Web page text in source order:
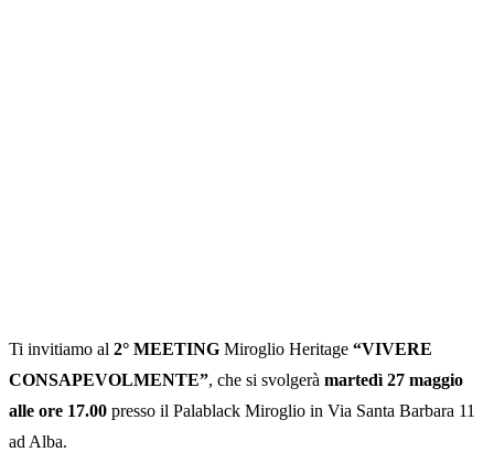
Ti invitiamo al 2° MEETING Miroglio Heritage “VIVERE
CONSAPEVOLMENTE”, che si svolgerà martedì 27 maggio
alle ore 17.00 presso il Palablack Miroglio in Via Santa Barbara 11
ad Alba.